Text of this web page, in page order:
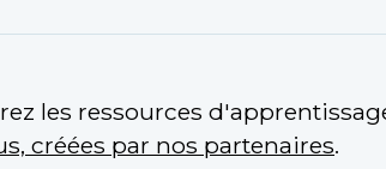
les ressources
créées par nos partenaires.